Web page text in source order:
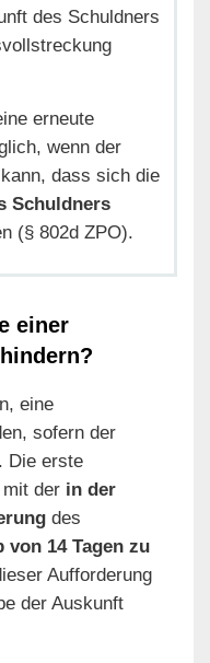
des Schuldners
erneute
wenn der
dass sich die
Schuldners
(§ 802d ZPO).
einer
eine
sofern der
Die erste
der in der
des
von 14 Tagen zu
Aufforderung
der Auskunft